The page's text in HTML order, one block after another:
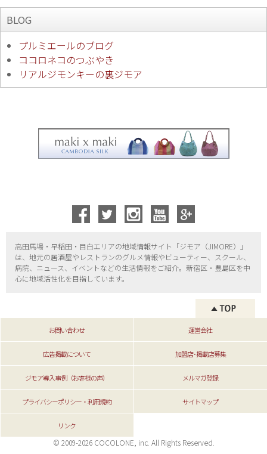
BLOG
プルミエールのブログ
ココロネコのつぶやき
リアルジモンキーの裏ジモア
高田馬場・早稲田・目白エリアの地域情報サイト「ジモア（JIMORE）」
は、地元の居酒屋やレストランのグルメ情報やビューティー、
スクール、
病院、ニュース、イベントなどの生活情報をご紹介。新宿区・ 豊島区を中
心に地域活性化を目指しています。
お問い合わせ 運営会社
広告掲載について 加盟店･掲載店募集
ジモア導入事例（お客様の声） メルマガ登録
プライバシーポリシー・利用規約 サイトマップ
リンク
© 2009-2026 COCOLONE, inc. All Rights Reserved.